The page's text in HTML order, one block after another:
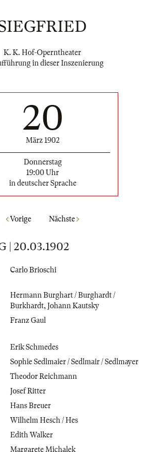
K. K. Hof-Operntheater
in dieser Inszenierung
20
März 1902
Donnerstag
19:00 Uhr
in deutscher Sprache
Vorige Nächste
| 20.03.1902
Carlo Brioschi
Hermann Burghart / Burghardt /
Burkhardt,Johann Kautsky
Franz Gaul
Erik Schmedes
Sophie Sedlmaier / Sedlmair / Sedlmayer
Theodor Reichmann
Josef Ritter
Hans Breuer
Wilhelm Hesch / Hes
Edith Walker
Margarete Michalek